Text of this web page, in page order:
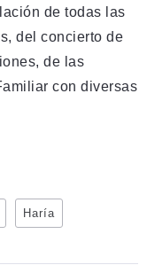
de todas las
del concierto de
de las
con diversas
Haría